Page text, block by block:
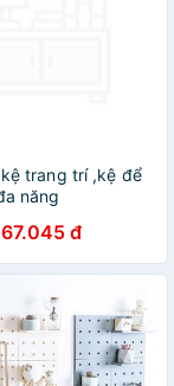
trang trí ,kệ để
năng
67.045 đ